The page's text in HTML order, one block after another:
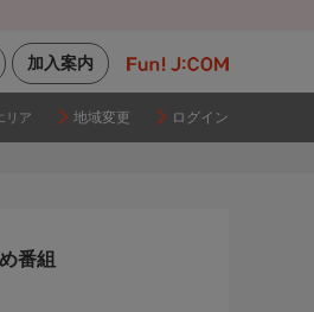
加入案内
リア 地域変更 ログイン
番組